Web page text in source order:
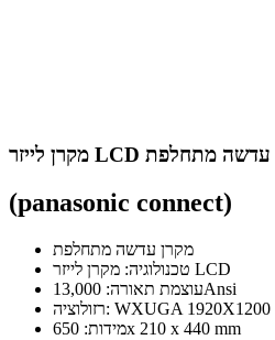
(panasonic connect)
מקרן עדשה מתחלפת
טכנולוגיה: מקרן לייזר LCD
עוצמת תאורה: 13,000Ansi
רזולוציה: WXUGA 1920X1200
מידות: 650x 210 x 440 mm